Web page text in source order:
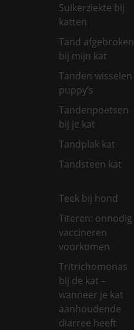
Suikerziekte bij
katten
Tand afgebroken
bij mijn kat
Tanden wisselen
puppy’s
Tandenpoetsen
bij je kat
Tandplak kat
Tandsteen kat
Teek bij hond
Titeren: onnodig
vaccineren
voorkomen
Tritrichomonas
bij de kat –
wanneer je kat
aanhoudende
diarree heeft